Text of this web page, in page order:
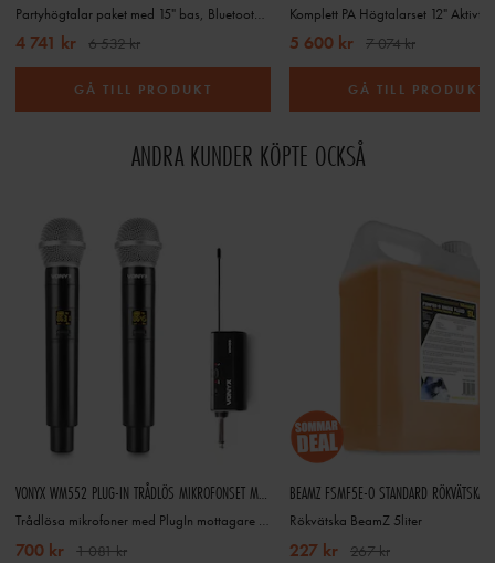
Partyhögtalar paket med 15" bas, Bluetooth, USB och stativ - Komplett
4 741 kr 6 532 kr
GÅ TILL PRODUKT
Komplett PA Högtalarset 12" Aktivt
5 600 kr 7 074 kr
GÅ TILL PRODUKT
ANDRA KUNDER KÖPTE OCKSÅ
VONYX WM552 PLUG-IN TRÅDLÖS MIKROFONSET MED 2 MIKROFONER - UHF
Trådlösa mikrofoner med PlugIn mottagare 2ch
700 kr 1 081 kr
BEAMZ FSMF5E-O STANDARD RÖKVÄTSKA
Rökvätska BeamZ 5liter
227 kr 267 kr